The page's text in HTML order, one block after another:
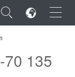
×
70 135